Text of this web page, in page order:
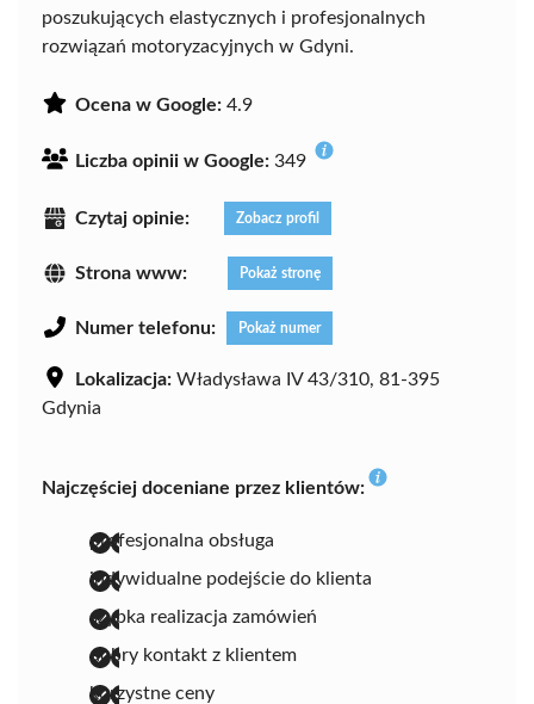
poszukujących elastycznych i profesjonalnych
rozwiązań motoryzacyjnych w Gdyni.
Ocena w Google: 4.9
Liczba opinii w Google: 349
Czytaj opinie: Zobacz profil
Strona www: Pokaż stronę
Numer telefonu: Pokaż numer
Lokalizacja: Władysława IV 43/310, 81-395
Gdynia
Najczęściej doceniane przez klientów:
profesjonalna obsługa
indywidualne podejście do klienta
szybka realizacja zamówień
dobry kontakt z klientem
korzystne ceny